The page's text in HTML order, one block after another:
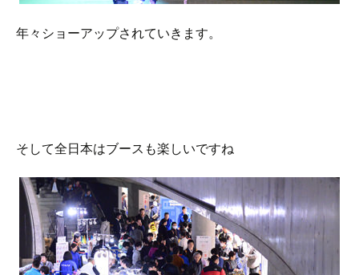
年々ショーアップされていきます。
そして全日本はブースも楽しいですね